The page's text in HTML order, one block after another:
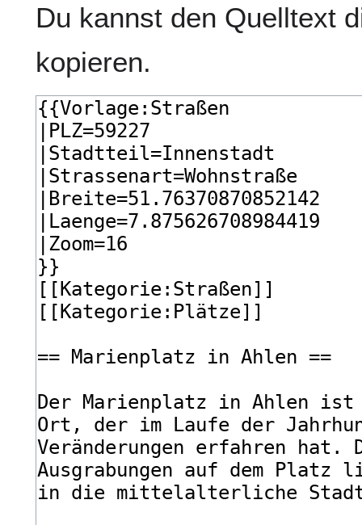
Du kannst den Quelltext
kopieren.